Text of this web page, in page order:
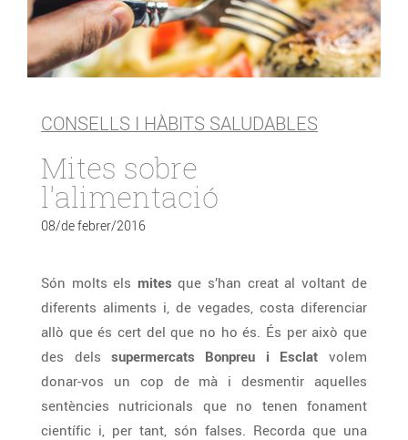
CONSELLS I HÀBITS SALUDABLES
Mites sobre
l'alimentació
08/de febrer/2016
Són molts els mites que s’han creat al voltant de
diferents aliments i, de vegades, costa diferenciar
allò que és cert del que no ho és. És per això que
des dels supermercats Bonpreu i Esclat volem
donar-vos un cop de mà i desmentir aquelles
sentències nutricionals que no tenen fonament
científic i, per tant, són falses. Recorda que una